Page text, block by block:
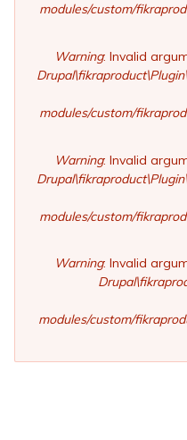
modules/custom/
Warning: Invalid
modules/custom/
Warning: Invalid
modules/custom/
Warning: Invalid
modules/custom/